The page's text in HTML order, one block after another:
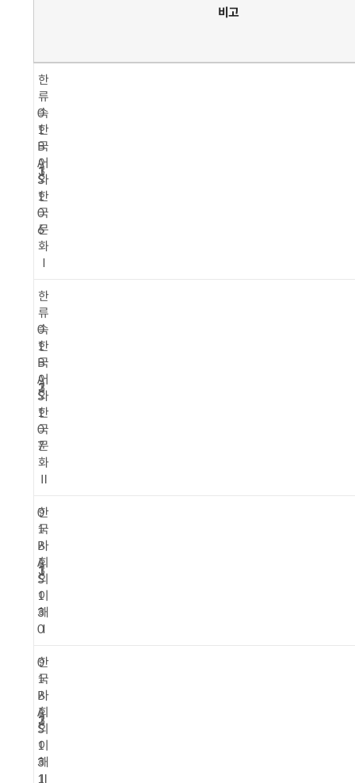
비고
0
1
B
A
S
1
0
6
한
류
속
한
국
어
와
한
국
문
화
Ⅰ
1
1
3
0
1
B
A
S
1
0
7
한
류
속
한
국
어
와
한
국
문
화
Ⅱ
1
2
3
0
1
B
A
S
1
3
0
한
국
사
회
의
이
해
Ⅰ
1
1
3
0
1
B
A
S
1
3
1
한
국
사
회
의
이
해
Ⅱ
1
2
3